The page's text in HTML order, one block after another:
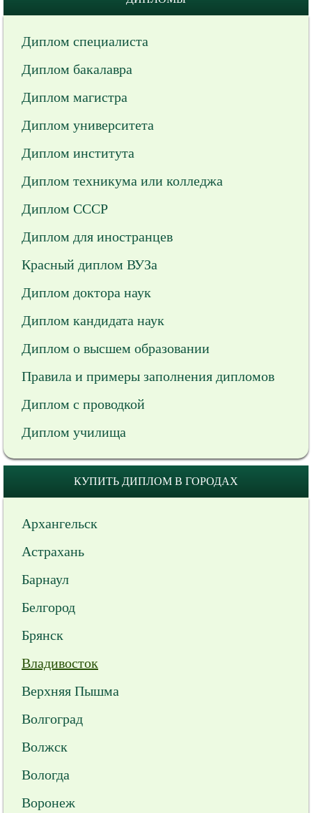
Диплом специалиста
Диплом бакалавра
Диплом магистра
Диплом университета
Диплом института
Диплом техникума или колледжа
Диплом СССР
Диплом для иностранцев
Красный диплом ВУЗа
Диплом доктора наук
Диплом кандидата наук
Диплом о высшем образовании
Правила и примеры заполнения дипломов
Диплом с проводкой
Диплом училища
КУПИТЬ ДИПЛОМ В ГОРОДАХ
Архангельск
Астрахань
Барнаул
Белгород
Брянск
Владивосток
Верхняя Пышма
Волгоград
Волжск
Вологда
Воронеж